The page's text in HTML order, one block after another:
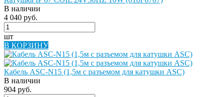
В наличии
4 040 руб.
шт
В КОРЗИНУ
Кабель ASC-N15 (1,5м с разъемом для катушки ASC)
В наличии
904 руб.